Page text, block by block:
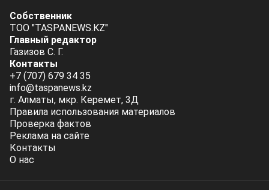
Собственник
ТОО "TASPANEWS.KZ"
Главный редактор
Газизов С. Г.
Контакты
+7 (707) 679 34 35
info@taspanews.kz
г. Алматы, мкр. Керемет, 3Д
Правила использования материалов
Проверка фактов
Реклама на сайте
Контакты
О нас